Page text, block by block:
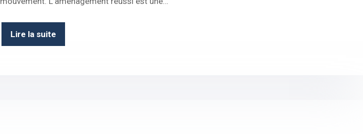
Lire la suite